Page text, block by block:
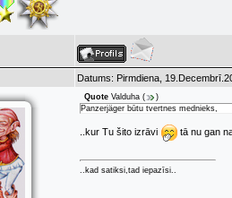
Datums: Pirmdiena,
Quote Valduha (
)
Panzerjäger būtu tvertnes mednieks,
..kur Tu šito izrāvi tā nu gan
..kad satiksi,tad iepazīsi..